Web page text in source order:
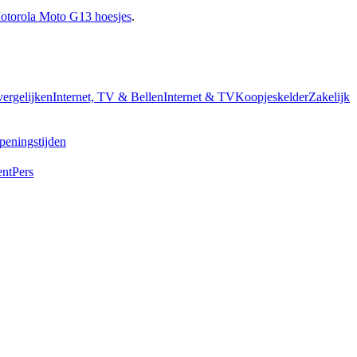
Moto G13 hoesjes.
Internet, TV & BellenInternet & TVKoopjeskelderZakelijk
Pers